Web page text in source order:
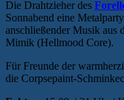
Die Drahtzieher des
Sonnabend eine
anschließender Musik aus
Mimik (Hellmood Core).
Für Freunde der
die Corpsepaint-